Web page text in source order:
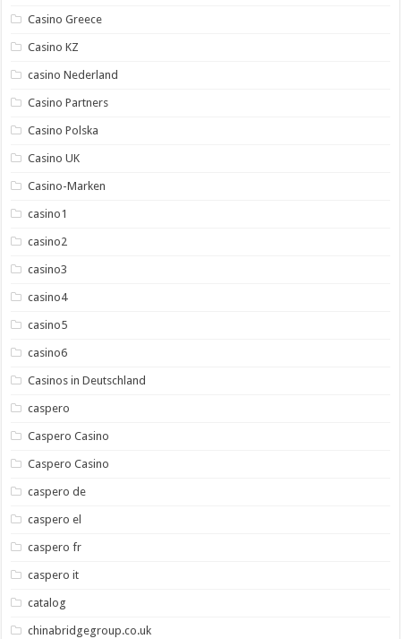
Casino Greece
Casino KZ
casino Nederland
Casino Partners
Casino Polska
Casino UK
Casino-Marken
casino1
casino2
casino3
casino4
casino5
casino6
Casinos in Deutschland
caspero
Caspero Casino
Caspero Casino
caspero de
caspero el
caspero fr
caspero it
catalog
chinabridgegroup.co.uk